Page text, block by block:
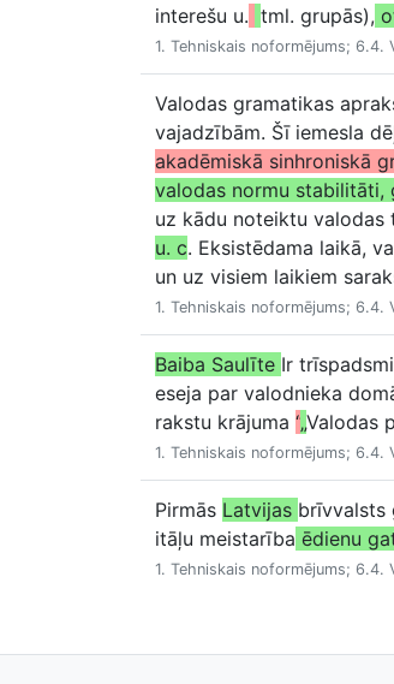
interešu u. tml. grupās),
1. Tehniskais noformējums; 6.4.
Valodas gramatikas
vajadzībām. Šī iemesla
akadēmiskā sinhroniskā
valodas normu stabilitāti,
uz kādu noteiktu valodas
u. c. Eksistēdama laikā,
un uz visiem laikiem
1. Tehniskais noformējums; 6.4.
Baiba Saulīte Ir
eseja par valodnieka
rakstu krājuma “„Valodas
1. Tehniskais noformējums; 6.4.
Pirmās Latvijas brīvvalsts
itāļu meistarība ēdienu
1. Tehniskais noformējums; 6.4.